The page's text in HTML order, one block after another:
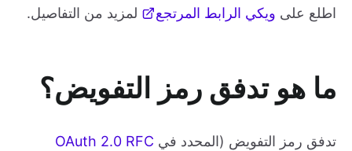
اطلع على ويكي الرابط المرتجع لمزيد من التفاصيل.
ما هو تدفق رمز التفويض؟
تدفق رمز التفويض (المحدد في OAuth 2.0 RFC